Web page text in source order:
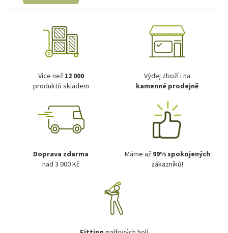
Více než 12 000
produktů skladem
Výdej zboží i na
kamenné prodejně
Doprava zdarma
nad 3 000 Kč
Máme až 99% spokojených
zákazníků!